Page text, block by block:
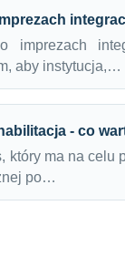
aby instytucja,…
- co
który ma na celu
po…